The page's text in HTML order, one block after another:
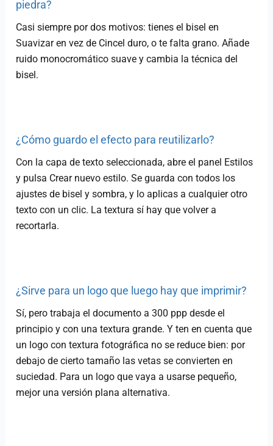
piedra?
Casi siempre por dos motivos: tienes el bisel en
Suavizar en vez de Cincel duro, o te falta grano. Añade
ruido monocromático suave y cambia la técnica del
bisel.
¿Cómo guardo el efecto para reutilizarlo?
Con la capa de texto seleccionada, abre el panel Estilos
y pulsa Crear nuevo estilo. Se guarda con todos los
ajustes de bisel y sombra, y lo aplicas a cualquier otro
texto con un clic. La textura sí hay que volver a
recortarla.
¿Sirve para un logo que luego hay que imprimir?
Sí, pero trabaja el documento a 300 ppp desde el
principio y con una textura grande. Y ten en cuenta que
un logo con textura fotográfica no se reduce bien: por
debajo de cierto tamaño las vetas se convierten en
suciedad. Para un logo que vaya a usarse pequeño,
mejor una versión plana alternativa.